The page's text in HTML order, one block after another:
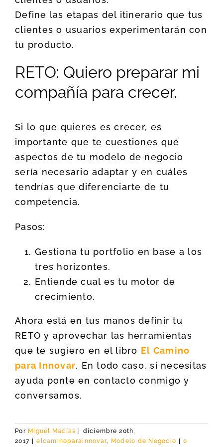
Define las etapas del itinerario que tus
clientes o usuarios experimentarán con
tu producto.
RETO: Quiero preparar mi
compañía para crecer.
Si lo que quieres es crecer, es
importante que te cuestiones qué
aspectos de tu modelo de negocio
sería necesario adaptar y en cuáles
tendrías que diferenciarte de tu
competencia.
Pasos:
Gestiona tu portfolio en base a los
tres horizontes.
Entiende cual es tu motor de
crecimiento.
Ahora está en tus manos definir tu
RETO y aprovechar las herramientas
que te sugiero en el libro El Camino
para Innovar. En todo caso, si necesitas
ayuda ponte en contacto conmigo y
conversamos.
Por Miguel Macías
diciembre 20th,
2017
elcaminoparainnovar, Modelo de Negocio
0